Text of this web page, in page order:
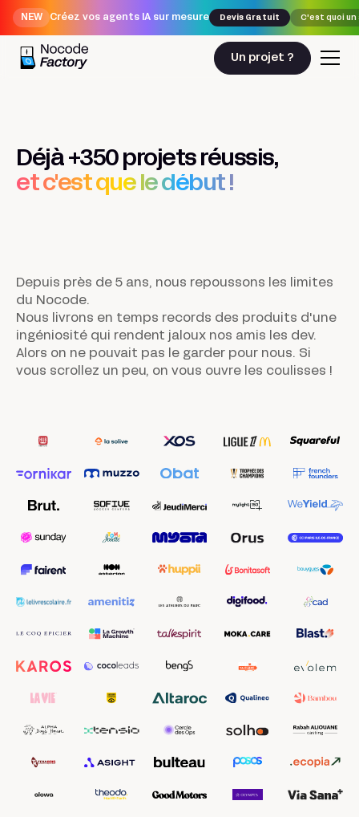
NEW Créez vos agents IA sur mesure Devis Gratuit C'est quoi un
Un projet ?
Déjà +350 projets réussis,
et c'est que le début !
Depuis près de 5 ans, nous repoussons les limites
du Nocode.
Nous livrons en temps records des produits d'une
ingéniosité qui rendent jaloux nos amis les dev.
Alors on ne pouvait pas le garder pour nous. Si
vous scrollez un peu, on vous ouvre les coulisses !